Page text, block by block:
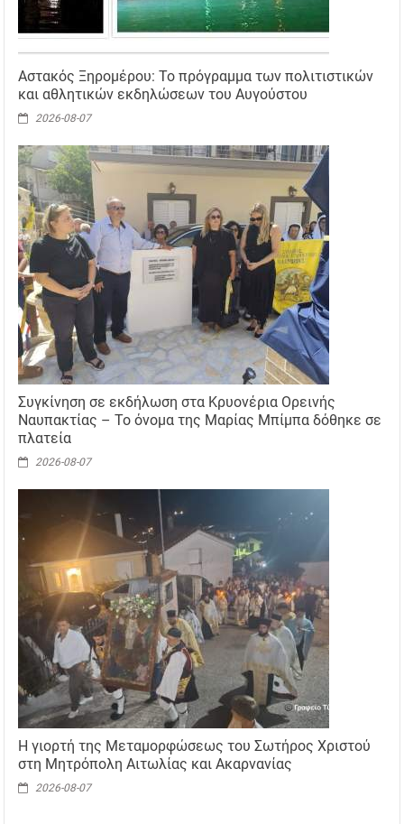
Αστακός Ξηρομέρου: Το πρόγραμμα των πολιτιστικών
και αθλητικών εκδηλώσεων του Αυγούστου
2026-08-07
Συγκίνηση σε εκδήλωση στα Κρυονέρια Ορεινής
Ναυπακτίας – Το όνομα της Μαρίας Μπίμπα δόθηκε σε
πλατεία
2026-08-07
Η γιορτή της Μεταμορφώσεως του Σωτήρος Χριστού
στη Μητρόπολη Αιτωλίας και Ακαρνανίας
2026-08-07